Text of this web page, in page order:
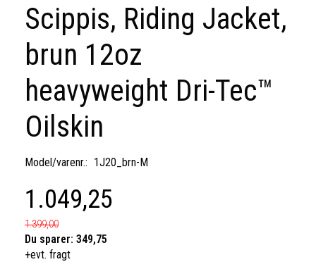
Scippis, Riding Jacket,
brun 12oz
heavyweight Dri-Tec™
Oilskin
Model/varenr.: 1J20_brn-M
1.049,25
1.399,00
Du sparer: 349,75
+evt. fragt